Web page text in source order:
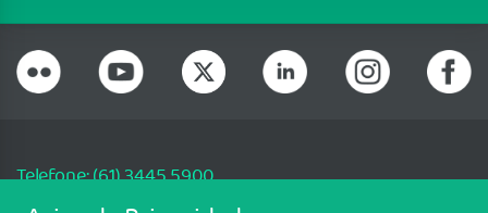
Telefone: (61) 3445 5900
Email: cfm@portalmedico.org.br